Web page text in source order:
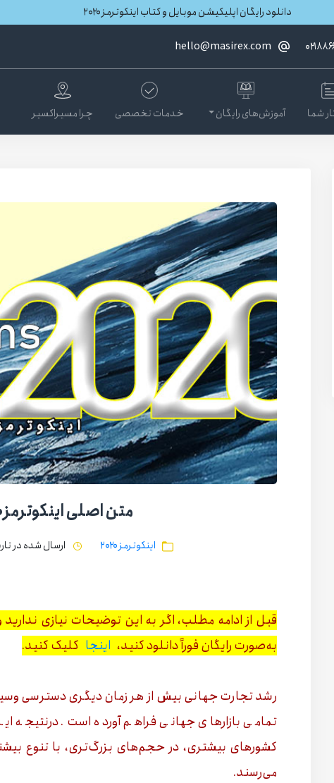
دانلود رایگان اپلیکیشن موبایل و کتاب اینکوترمز ۲۰۲۰
۱۳ hello@masirex.com
شما آموزش‌های رایگان خدمات تخصصی چرا مسیراکسیر
متن اصلی اینکوترمز ۲۰۲۰
اینکوترمز ۲۰۲۰ ارسال شده در تاریخ 06
به‌صورت رایگان فوراً دانلود کنید، اینجا کلیک کنید.
رشد تجارت جهانی بیش از هر زمان دیگری دسترسی
تمامی بازارهای جهانی فراهم آورده است. درنتیجه
کشورهای بیشتری، در حجم‌های بزرگ‌تری، با تنوع
می‌رسند.